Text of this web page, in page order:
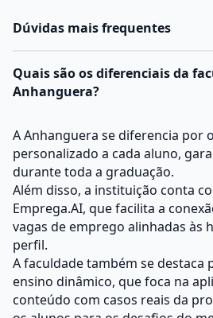
Dúvidas mais frequentes
Quais são os diferenciais da
Anhanguera?
A Anhanguera se diferencia por
personalizado a cada aluno,
durante toda a graduação.
Além disso, a instituição conta
Emprega.AI, que facilita a
vagas de emprego alinhadas às
perfil.
A faculdade também se destaca
ensino dinâmico, que foca na
conteúdo com casos reais da